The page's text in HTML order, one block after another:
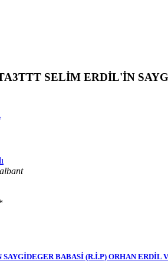
SELİM ERDİL'İN
BABASİ (R.İ.P) ORHAN ERDİL